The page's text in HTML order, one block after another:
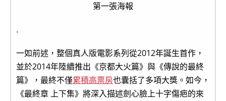
第一張海報
.
一如前述，整個真人版電影系列從2012年誕生首作，
並於2014年陸續推出《京都大火篇》與《傳說的最終
篇》，最終不僅累積高票房也囊括了多項大獎。如今，
《最終章 上下集》將深入描述劍心臉上十字傷疤的來